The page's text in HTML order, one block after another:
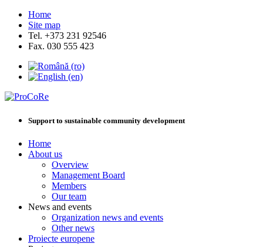
Home
Site map
Tel. +373 231 92546
Fax. 030 555 423
Support to sustainable community development
Home
About us
Overview
Management Board
Members
Our team
News and events
Organization news and events
Other news
Proiecte europene